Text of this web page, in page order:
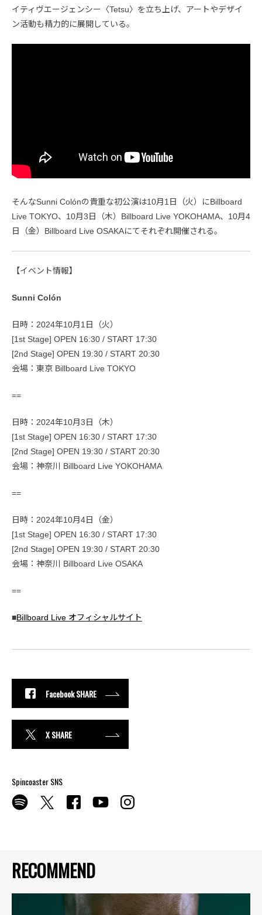
RECOMMEND
イティヴエージェンシー〈Tetsu〉を立ち上げ、アートやデザイ
ン活動も精力的に展開している。
そんなSunni Colónの貴重な初公演は10月1日（火）にBillboard
Live TOKYO、10月3日（木）Billboard Live YOKOHAMA、10月4
日（金）Billboard Live OSAKAにてそれぞれ開催される。
【イベント情報】
Sunni Colón
日時：2024年10月1日（火）
[1st Stage] OPEN 16:30 / START 17:30
[2nd Stage] OPEN 19:30 / START 20:30
会場：東京 Billboard Live TOKYO
==
日時：2024年10月3日（木）
[1st Stage] OPEN 16:30 / START 17:30
[2nd Stage] OPEN 19:30 / START 20:30
会場：神奈川 Billboard Live YOKOHAMA
==
日時：2024年10月4日（金）
[1st Stage] OPEN 16:30 / START 17:30
[2nd Stage] OPEN 19:30 / START 20:30
会場：神奈川 Billboard Live OSAKA
==
■Billboard Live オフィシャルサイト
Facebook SHARE
X SHARE
Spincoaster SNS